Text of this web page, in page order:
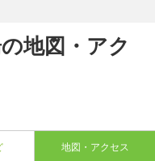
地図・アク
地図・アクセス